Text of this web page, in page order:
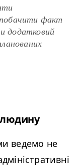
факт
додатковий
людину
ведемо не